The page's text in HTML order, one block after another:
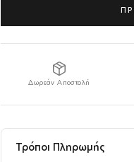
Δωρεάν Αποστολή
Τρόποι Πληρωμής